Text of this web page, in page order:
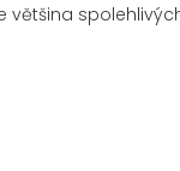
většina